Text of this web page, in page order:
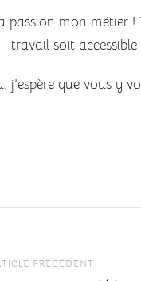
passion mon métier
travail soit
j’espère que vous y
PRÉCÉDENT